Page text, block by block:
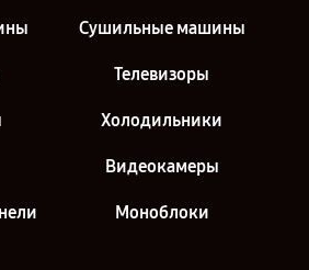
Сушильные машины
Телевизоры
Холодильники
Видеокамеры
Моноблоки